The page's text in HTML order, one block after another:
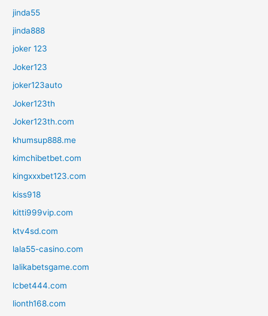
jinda55
jinda888
joker 123
Joker123
joker123auto
Joker123th
Joker123th.com
khumsup888.me
kimchibetbet.com
kingxxxbet123.com
kiss918
kitti999vip.com
ktv4sd.com
lala55-casino.com
lalikabetsgame.com
lcbet444.com
lionth168.com